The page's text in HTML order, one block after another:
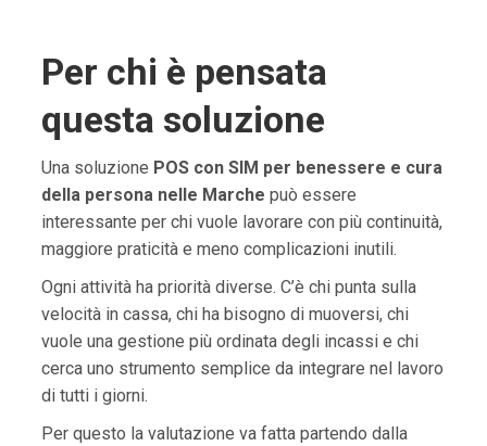
Per chi è pensata
questa soluzione
Una soluzione POS con SIM per benessere e cura
della persona nelle Marche può essere
interessante per chi vuole lavorare con più continuità,
maggiore praticità e meno complicazioni inutili.
Ogni attività ha priorità diverse. C’è chi punta sulla
velocità in cassa, chi ha bisogno di muoversi, chi
vuole una gestione più ordinata degli incassi e chi
cerca uno strumento semplice da integrare nel lavoro
di tutti i giorni.
Per questo la valutazione va fatta partendo dalla